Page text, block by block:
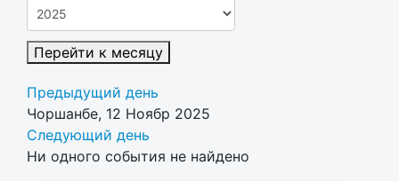
Перейти к месяцу
Предыдущий день
Чоршанбе, 12 Ноябр 2025
Следующий день
Ни одного события не найдено